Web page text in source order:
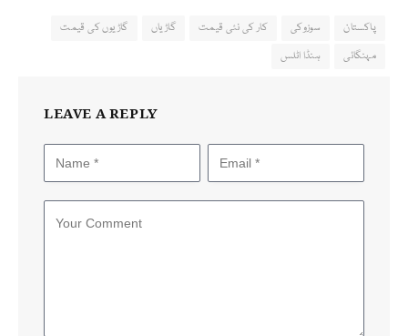
پاکستان سوزوکی کار کی نئی قیمت گاڑیاں
گاڑیوں کی قیمت
مہنگائی
ہنڈا اٹلس
LEAVE A REPLY